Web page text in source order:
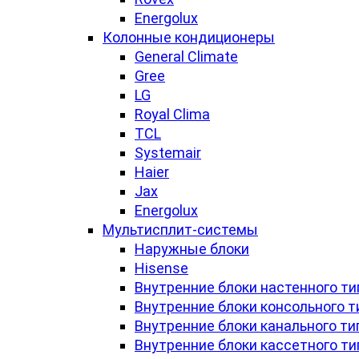
Energolux
Колонные кондиционеры
General Climate
Gree
LG
Royal Clima
TCL
Systemair
Haier
Jax
Energolux
Мультисплит-системы
Наружные блоки
Hisense
Внутренние блоки настенного
Внутренние блоки консольного
Внутренние блоки канального
Внутренние блоки кассетного